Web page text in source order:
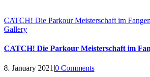
CATCH! Die Parkour Meisterschaft im
Gallery
CATCH! Die Parkour Meisterschaft im
8. January 2021 |0 Comments